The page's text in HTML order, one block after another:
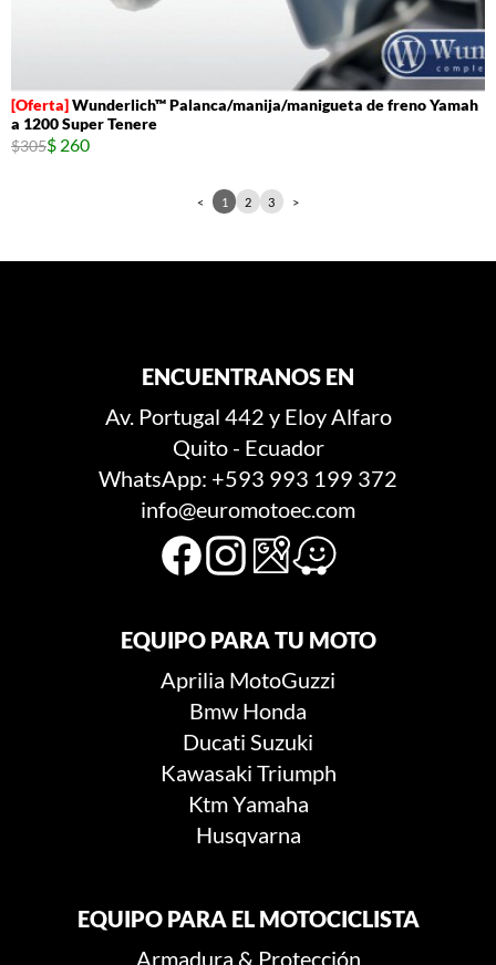
Wunderlich™ Palanca/manija/manigueta de freno Yamah
a 1200 Super Tenere
$305$ 260
< 1 2 3 >
ENCUENTRANOS EN
Av. Portugal 442 y Eloy Alfaro
Quito - Ecuador
WhatsApp: +593 993 199 372
info@euromotoec.com
EQUIPO PARA TU MOTO
Aprilia MotoGuzzi
Bmw Honda
Ducati Suzuki
Kawasaki Triumph
KtmYamaha
Husqvarna
EQUIPO PARA EL MOTOCICLISTA
Armadura & Protección